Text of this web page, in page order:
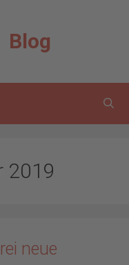
Blog
2019
neue